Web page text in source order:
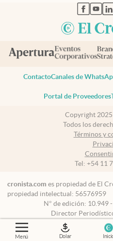
Menú Dolar
abre
ContactoCanales de
Portal de Proveedores
Copyright
Todos los
Términos y
Tel: +54 11
cronista.com es propiedad de El
propiedad intelectual: 56576959
N° de edición: 10.949
Director